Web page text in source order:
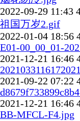
2022-09-29 11:43
祖国万岁2.gif
2022-01-04 18:56
E01-00_00_01-
2021-12-21 16:46
2021-09-22 07:22
2021-12-21 16:46
BB-MFCL-F4.jpg